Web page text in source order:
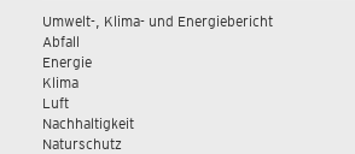
Umwelt-, Klima- und Energiebericht
Abfall
Energie
Klima
Luft
Nachhaltigkeit
Naturschutz